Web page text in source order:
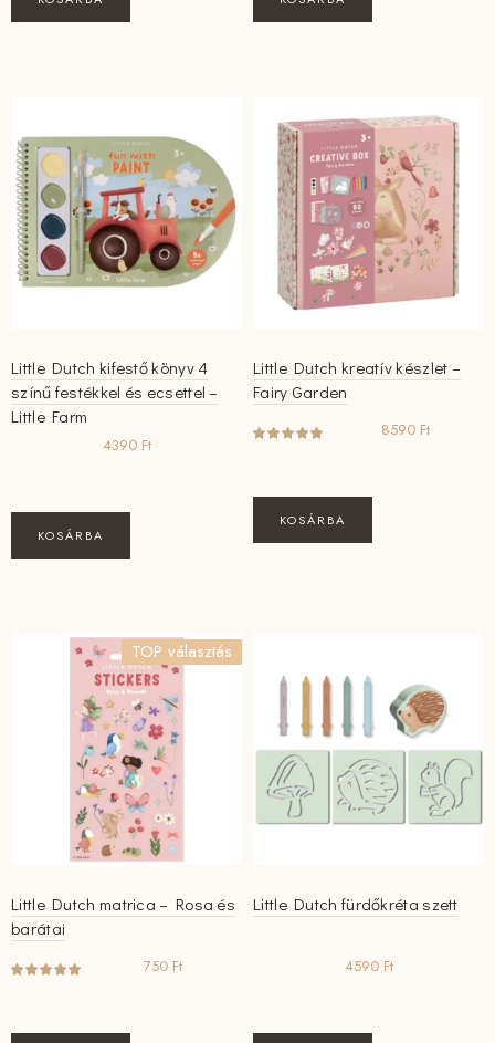
Little Dutch kifestő könyv 4
színű festékkel és ecsettel –
Little Farm
4390 Ft
KOSÁRBA
Little Dutch kreatív készlet –
Fairy Garden
8590 Ft
KOSÁRBA
TOP választás
Little Dutch matrica – Rosa és
barátai
750 Ft
Little Dutch fürdőkréta szett
4590 Ft